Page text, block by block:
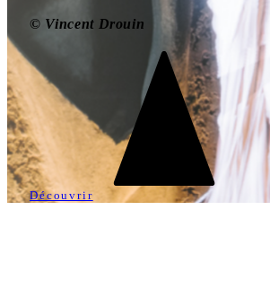
© Vincent Drouin
Découvrir